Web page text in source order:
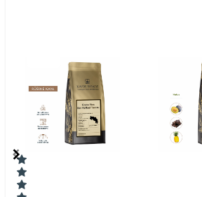
Item